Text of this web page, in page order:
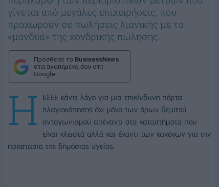
γίνεται από μεγάλες επιχειρήσεις, που
προχωρούν σε πωλήσεις λιανικής με το
«μανδύα» της χονδρικής πώλησης.
Πρόσθεσε το BusinessNews
στα αγαπημένα σου στη
Google
Η
ΕΣΕΕ κάνει λόγο για μια επικίνδυνη πόρτα
πλαγιοκόπησης όχι μόνο των όρων θεμιτού
ανταγωνισμού απέναντι στα καταστήματα που
είναι κλειστά αλλά και έναντι των κανόνων για την
προστασία της δημόσιας υγείας.